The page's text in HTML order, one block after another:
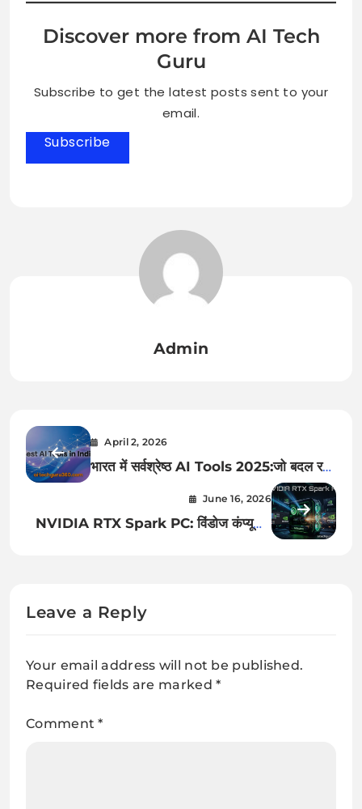
Discover more from AI Tech
Guru
Subscribe to get the latest posts sent to your
email.
Subscribe
Admin
April 2, 2026
भारत में सर्वश्रेष्ठ AI Tools 2025:जो बदल रहे
June 16, 2026
NVIDIA RTX Spark PC: विंडोज कंप्यूटिंग
Leave a Reply
Your email address will not be published.
Required fields are marked*
Comment*